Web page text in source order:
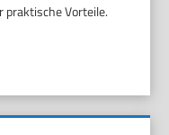
praktische Vorteile.